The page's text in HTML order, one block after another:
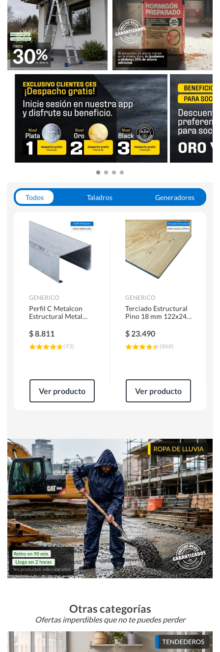
Todos Taladros
Generadores
Herramientas Manuales
Sierras Circulares
GENERICO
Perfil C Metalcon
Estructural Metal
$8.811
(93)
Ver producto
GENERICO
Terciado Estructural
Pino 18 mm 122x244
$ 23.490
(868)
Ver producto
Otras categorías
Ofertas imperdibles que no te puedes perder